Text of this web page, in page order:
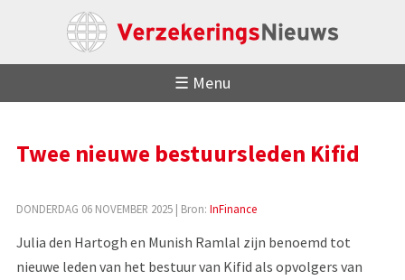
☰ Menu
Twee nieuwe bestuursleden Kifid
DONDERDAG 06 NOVEMBER 2025| Bron: InFinance
Julia den Hartogh en Munish Ramlal zijn benoemd tot
nieuwe leden van het bestuur van Kifid als opvolgers van